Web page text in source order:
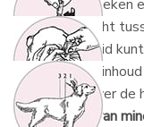
zegel te verbreken
3.Duw de vacht
zodat je de huid
4.Verdeel de
beschreven over de
Voor honden van